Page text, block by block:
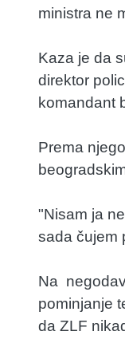
ministra ne
Kaza je da
direktor
komandant
Prema
"Nisam ja
sada čujem
Na
pominjanje
da ZLF